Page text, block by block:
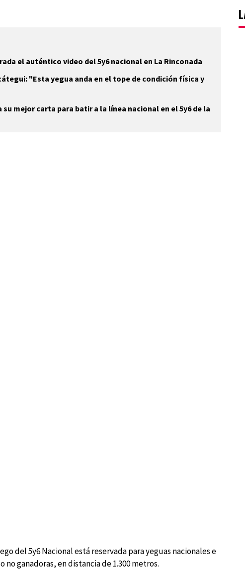
el auténtico video del 5y6 nacional en La Rinconada
"Esta yegua anda en el tope de condición física y
mejor carta para batir a la línea nacional en el 5y6 de la
del 5y6 Nacional está reservada para yeguas nacionales e
ganadoras, en distancia de 1.300 metros.